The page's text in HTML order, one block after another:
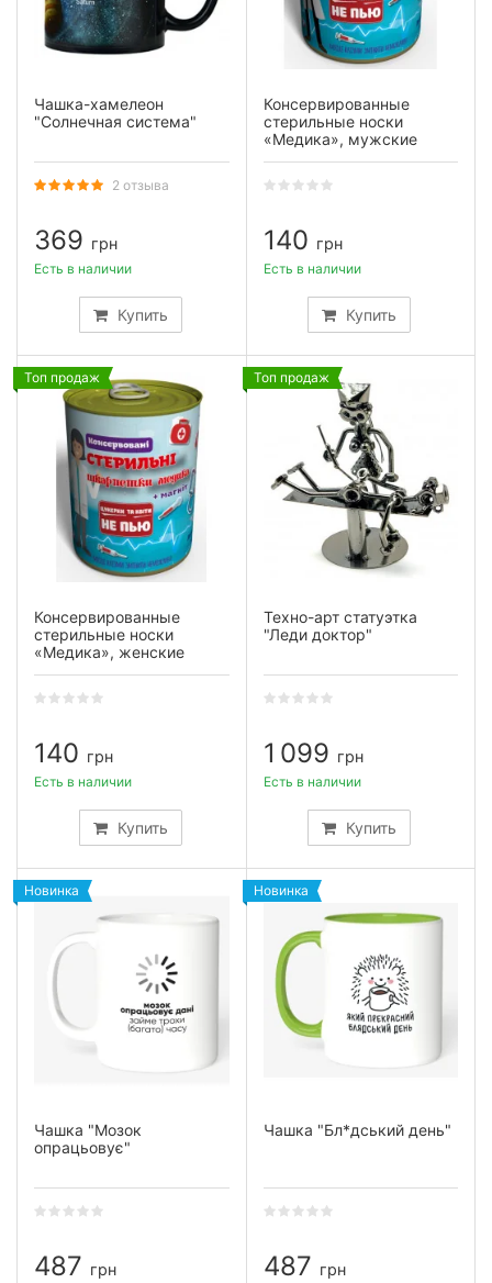
Чашка-хамелеон
"Солнечная система"
2 отзыва
369 грн
Купить
Есть в наличии
Консервированные
стерильные носки
«Медика», мужские
140 грн
Купить
Есть в наличии
Топ продаж
Консервированные
стерильные носки
«Медика», женские
140 грн
Купить
Есть в наличии
Топ продаж
Техно-арт статуэтка
"Леди доктор"
1 099 грн
Купить
Есть в наличии
Новинка
Чашка "Мозок
опрацьовує"
487 грн
Новинка
Чашка "Бл*дський день"
487 грн